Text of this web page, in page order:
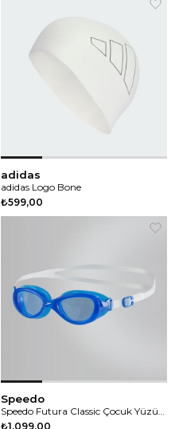
adidas
adidas Logo Bone
₺599,00
Speedo
₺1.099,00